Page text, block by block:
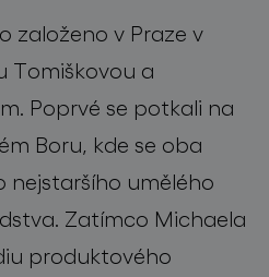
založeno v Praze v
Tomiškovou a
Poprvé se potkali na
Boru, kde se oba
nejstaršího umělého
Zatímco Michaela
produktového